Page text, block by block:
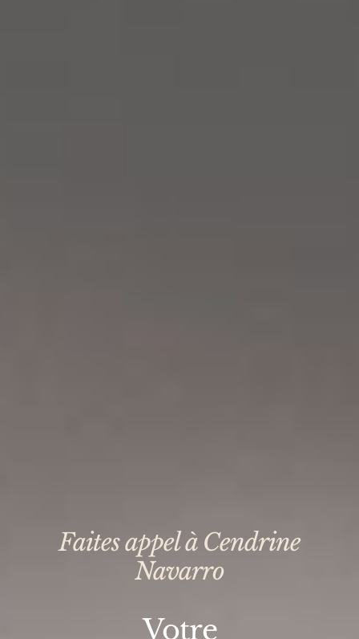
Faites appel à Cendrine
Navarro
Votre